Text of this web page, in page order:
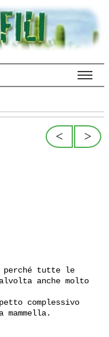
>
<
perché tutte le
anche molto
complessivo